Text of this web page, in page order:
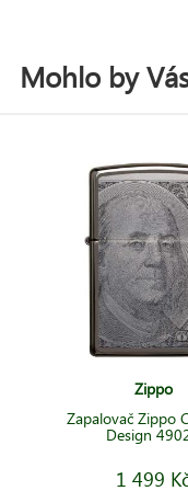
Mohlo by
Zippo
Zapalovač Zippo
Design
1 499